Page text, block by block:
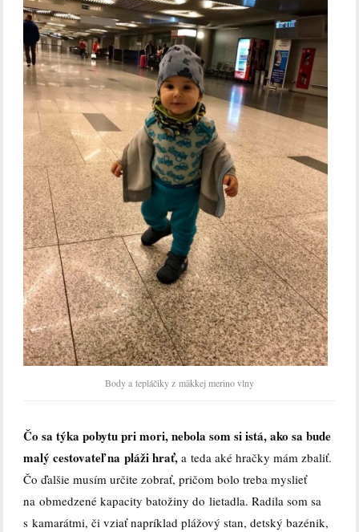
Body a tepláčiky z mäkkej merino vlny
Čo sa týka pobytu pri mori, nebola som si istá, ako sa bude
malý cestovateľ na pláži hrať, a teda aké hračky mám zbaliť.
Čo ďalšie musím určite zobrať, pričom bolo treba myslieť
na obmedzené kapacity batožiny do lietadla. Radila som sa
s kamarátmi, či vziať napríklad plážový stan, detský bazénik,